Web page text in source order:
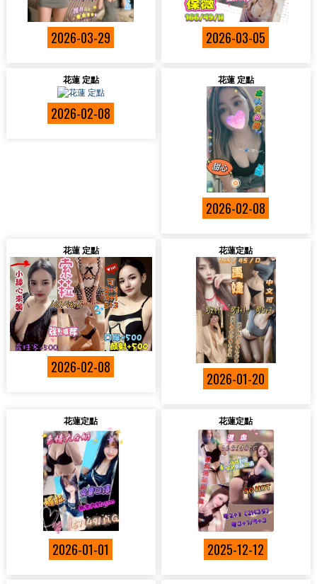
2026-03-29 2026-03-05
花蓮 定點
2026-02-08
花蓮 定點
2026-02-08
花蓮 定點
2026-02-08
花蓮定點
2026-01-20
花蓮定點
2026-01-01
花蓮定點
2025-12-12